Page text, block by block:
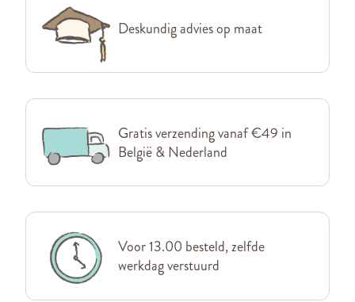
Deskundig advies op maat
Gratis verzending vanaf €49 in
België & Nederland
Voor 13.00 besteld, zelfde
werkdag verstuurd